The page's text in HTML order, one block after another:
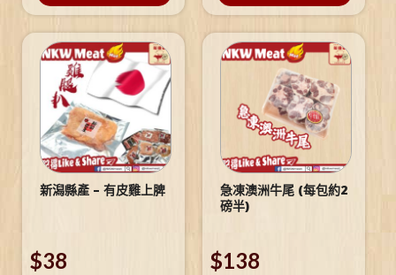
新潟縣產 – 有皮雞上脾
$38
急凍澳洲牛尾 (每包約2
磅半)
$138